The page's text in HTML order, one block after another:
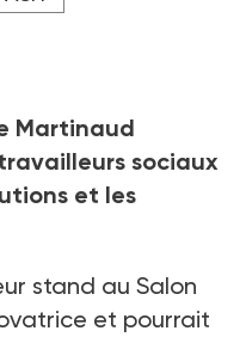
Martinaud
sociaux
et les
stand au Salon
et pourrait